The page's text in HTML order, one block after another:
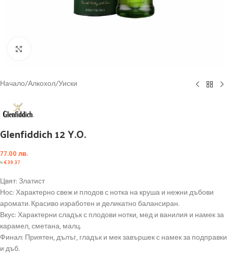
Начало/Алкохол/Уиски
Glenfiddich 12 Y.O.
77.00 лв.
≈€39.37
Цвят: Златист
Нос: Характерно свеж и плодов с нотка на круша и нежни дъбови
аромати. Красиво изработен и деликатно балансиран.
Вкус: Характерни сладък с плодови нотки, мед и ванилия и намек за
карамел, сметана, малц.
Финал: Приятен, дълъг, гладък и мек завършек с намек за подправки
и дъб.